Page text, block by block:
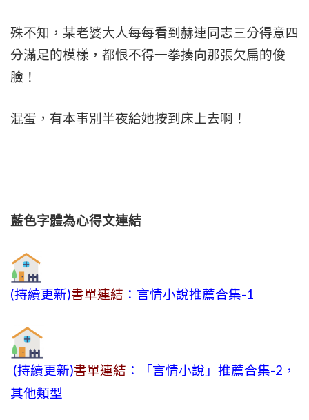
殊不知，某老婆大人每每看到赫連同志三分得意四
分滿足的模樣，都恨不得一拳揍向那張欠扁的俊
臉！
混蛋，有本事別半夜給她按到床上去啊！
藍色字體為心得文連結
(持續更新)書單連結 ：言情小說推薦合集-1
(持續更新)書單連結 ：「言情小說」推薦合集-2，
其他類型